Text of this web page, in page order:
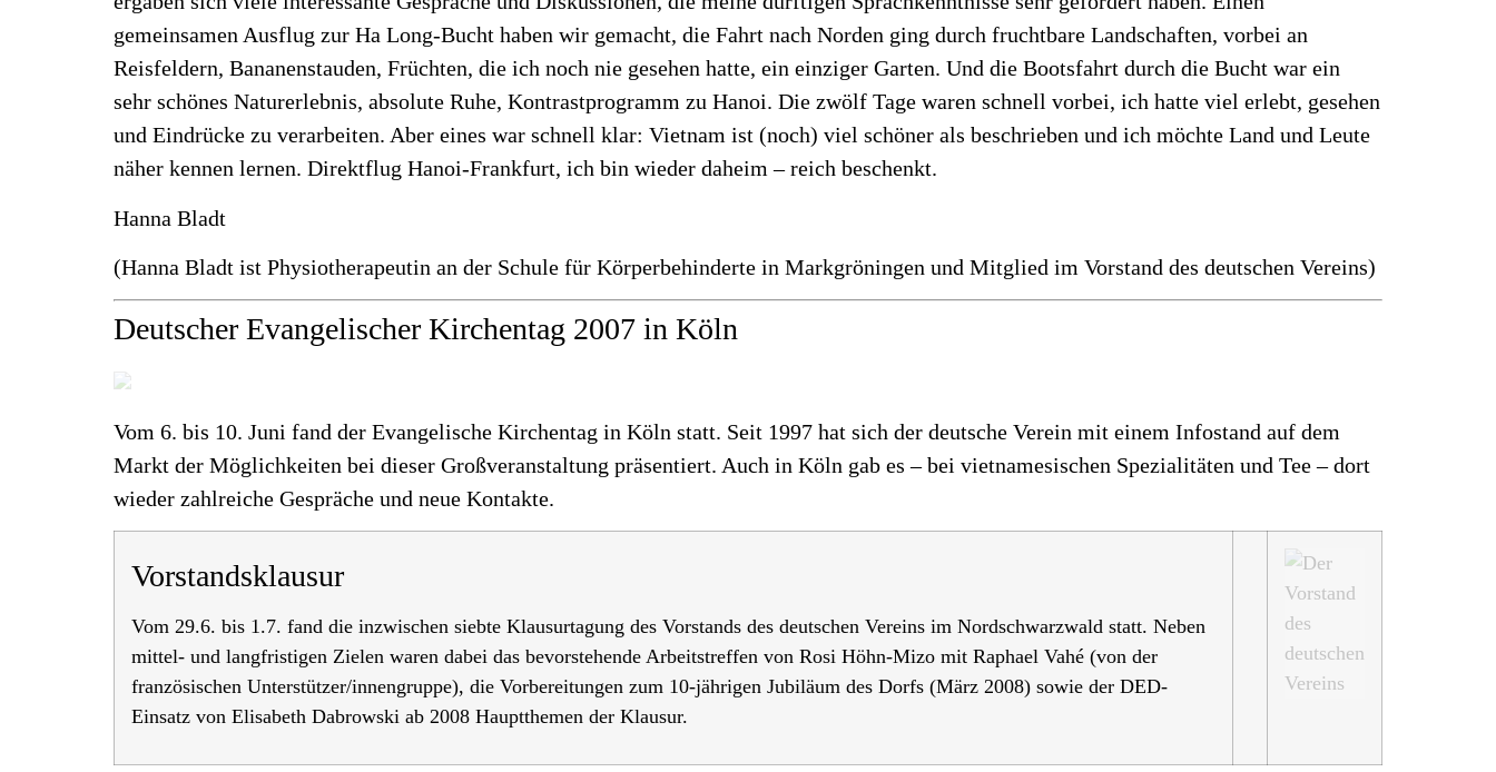
gemeinsamen Ausflug zur Ha Long-Bucht haben wir gemacht, die Fahrt nach Norden ging durch fruchtbare Landschaften, vorbei an
Reisfeldern, Bananenstauden, Früchten, die ich noch nie gesehen hatte, ein einziger Garten. Und die Bootsfahrt durch die Bucht war ein
sehr schönes Naturerlebnis, absolute Ruhe, Kontrastprogramm zu Hanoi. Die zwölf Tage waren schnell vorbei, ich hatte viel erlebt, gesehen
und Eindrücke zu verarbeiten. Aber eines war schnell klar: Vietnam ist (noch) viel schöner als beschrieben und ich möchte Land und Leute
näher kennen lernen. Direktflug Hanoi-Frankfurt, ich bin wieder daheim – reich beschenkt.
Hanna Bladt
(Hanna Bladt ist Physiotherapeutin an der Schule für Körperbehinderte in Markgröningen und Mitglied im Vorstand des deutschen Vereins)
Deutscher Evangelischer Kirchentag 2007 in Köln
Vom 6. bis 10. Juni fand der Evangelische Kirchentag in Köln statt. Seit 1997 hat sich der deutsche Verein mit einem Infostand auf dem
Markt der Möglichkeiten bei dieser Großveranstaltung präsentiert. Auch in Köln gab es – bei vietnamesischen Spezialitäten und Tee – dort
wieder zahlreiche Gespräche und neue Kontakte.
Vorstandsklausur
Vom 29.6. bis 1.7. fand die inzwischen siebte Klausurtagung des Vorstands des deutschen Vereins im Nordschwarzwald statt. Neben
mittel- und langfristigen Zielen waren dabei das bevorstehende Arbeitstreffen von Rosi Höhn-Mizo mit Raphael Vahé (von der
französischen Unterstützer/innengruppe), die Vorbereitungen zum 10-jährigen Jubiläum des Dorfs (März 2008) sowie der DED-
Einsatz von Elisabeth Dabrowski ab 2008 Hauptthemen der Klausur.